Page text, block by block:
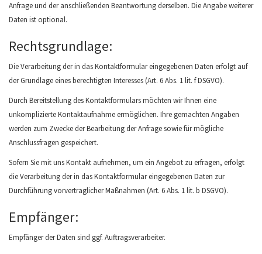
Anfrage und der anschließenden Beantwortung derselben. Die Angabe weiterer
Daten ist optional.
Rechtsgrundlage:
Die Verarbeitung der in das Kontaktformular eingegebenen Daten erfolgt auf
der Grundlage eines berechtigten Interesses (Art. 6 Abs. 1 lit. f DSGVO).
Durch Bereitstellung des Kontaktformulars möchten wir Ihnen eine
unkomplizierte Kontaktaufnahme ermöglichen. Ihre gemachten Angaben
werden zum Zwecke der Bearbeitung der Anfrage sowie für mögliche
Anschlussfragen gespeichert.
Sofern Sie mit uns Kontakt aufnehmen, um ein Angebot zu erfragen, erfolgt
die Verarbeitung der in das Kontaktformular eingegebenen Daten zur
Durchführung vorvertraglicher Maßnahmen (Art. 6 Abs. 1 lit. b DSGVO).
Empfänger:
Empfänger der Daten sind ggf. Auftragsverarbeiter.